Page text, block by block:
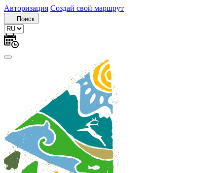
Авторизация Создай свой маршрут
Поиск